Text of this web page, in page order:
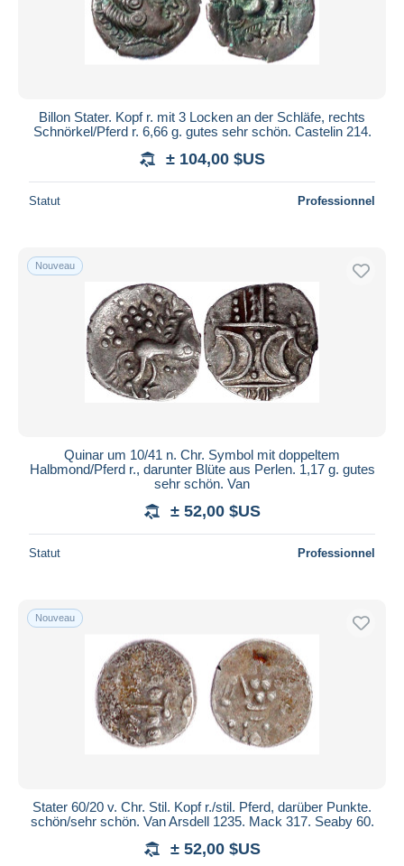
Billon Stater. Kopf r. mit 3 Locken an der Schläfe, rechts
Schnörkel/Pferd r. 6,66 g. gutes sehr schön. Castelin 214.
± 104,00 $US
Statut Professionnel
Nouveau
Quinar um 10/41 n. Chr. Symbol mit doppeltem
Halbmond/Pferd r., darunter Blüte aus Perlen. 1,17 g. gutes
sehr schön. Van
± 52,00 $US
Statut Professionnel
Nouveau
Stater 60/20 v. Chr. Stil. Kopf r./stil. Pferd, darüber Punkte.
schön/sehr schön. Van Arsdell 1235. Mack 317. Seaby 60.
± 52,00 $US